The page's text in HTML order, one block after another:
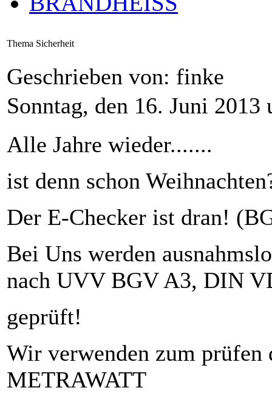
Thema Sicherheit
Geschrieben von: finke
Sonntag, den 16. Juni
Alle Jahre wieder.......
ist denn schon
Der E-Checker ist dran!
Bei Uns werden
nach UVV BGV A3, DIN
geprüft!
Wir verwenden zum prüfen
METRAWATT